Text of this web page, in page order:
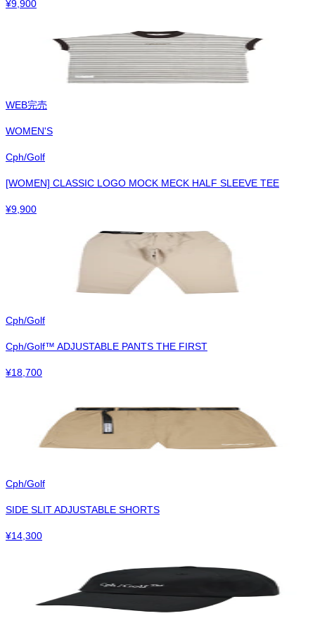
¥9,900
WEB完売
WOMEN'S
Cph/Golf
[WOMEN] CLASSIC LOGO MOCK MECK HALF SLEEVE TEE
¥9,900
Cph/Golf
Cph/Golf™︎ ADJUSTABLE PANTS THE FIRST
¥18,700
Cph/Golf
SIDE SLIT ADJUSTABLE SHORTS
¥14,300